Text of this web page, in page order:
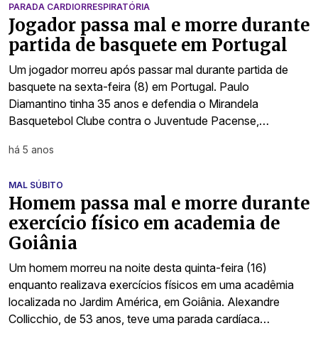
PARADA CARDIORRESPIRATÓRIA
Jogador passa mal e morre durante
partida de basquete em Portugal
Um jogador morreu após passar mal durante partida de
basquete na sexta-feira (8) em Portugal. Paulo
Diamantino tinha 35 anos e defendia o Mirandela
Basquetebol Clube contra o Juventude Pacense,…
há 5 anos
MAL SÚBITO
Homem passa mal e morre durante
exercício físico em academia de
Goiânia
Um homem morreu na noite desta quinta-feira (16)
enquanto realizava exercícios físicos em uma acadêmia
localizada no Jardim América, em Goiânia. Alexandre
Collicchio, de 53 anos, teve uma parada cardíaca…